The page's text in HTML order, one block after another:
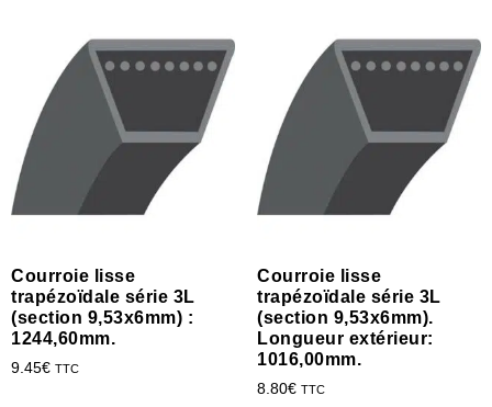
Courroie lisse
trapézoïdale série 3L
(section 9,53x6mm) :
1244,60mm.
9.45€ TTC
Courroie lisse
trapézoïdale série 3L
(section 9,53x6mm).
Longueur extérieur:
1016,00mm.
8.80€ TTC